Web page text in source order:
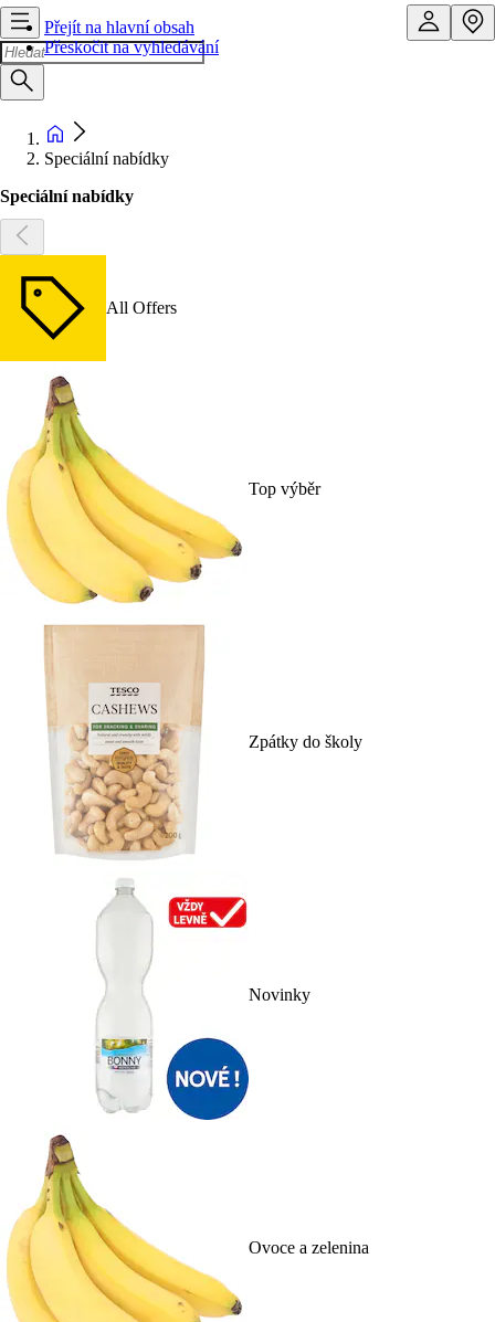
Přejít na hlavní obsah
Přeskočit na vyhledávání
Speciální nabídky
Speciální nabídky
All Offers
Top výběr
Zpátky do školy
Novinky
Ovoce a zelenina